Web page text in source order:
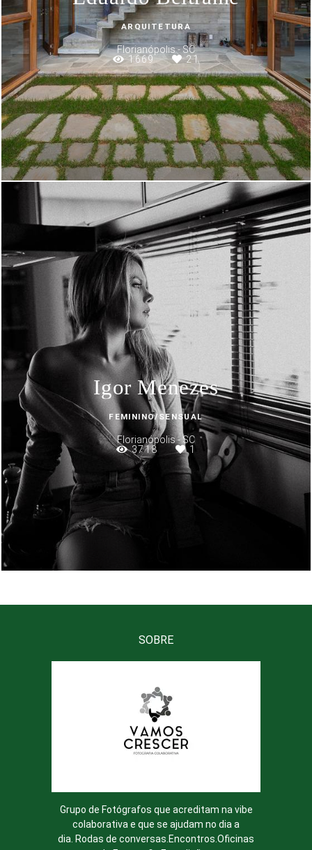
ARQUITETURA
Florianópolis - SC
1669
21
Igor Menezes
FEMININO/SENSUAL
Florianópolis - SC
3718
1
SOBRE
Grupo de Fotógrafos que acreditam na vibe
colaborativa e que se ajudam no dia a
dia. Rodas de conversas.Encontros.Oficinas